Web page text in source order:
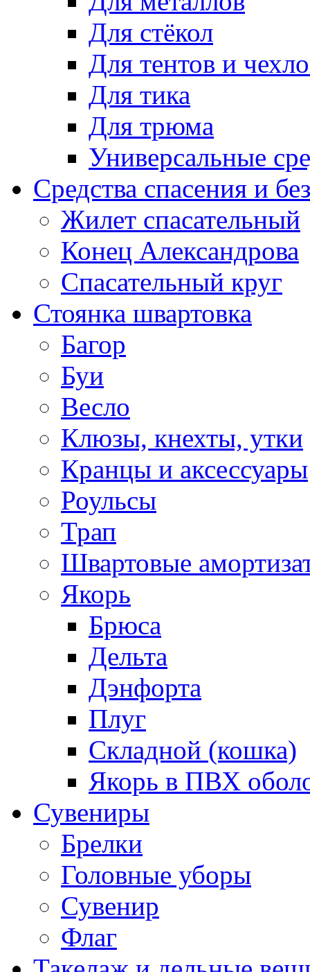
Для стёкол
Для тентов и
Для тика
Для трюма
Универсальные
Средства спасения и
Жилет спасательный
Конец Александрова
Спасательный круг
Стоянка швартовка
Багор
Буи
Весло
Клюзы, кнехты, утки
Кранцы и аксессуары
Роульсы
Трап
Швартовые
Якорь
Брюса
Дельта
Дэнфорта
Плуг
Складной (кошка)
Якорь в ПВХ
Сувениры
Брелки
Головные уборы
Сувенир
Флаг